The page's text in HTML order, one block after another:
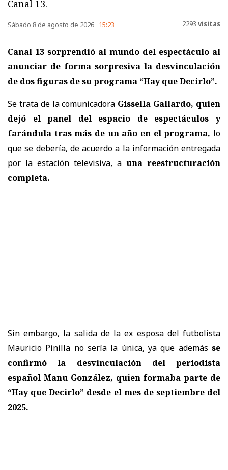
Canal 13.
Sábado 8 de agosto de 2026 15:23 2293 visitas
Canal 13 sorprendió al mundo del espectáculo al
anunciar de forma sorpresiva la desvinculación
de dos figuras de su programa “Hay que Decirlo”.
Se trata de la comunicadora Gissella Gallardo, quien
dejó el panel del espacio de espectáculos y
farándula tras más de un año en el programa, lo
que se debería, de acuerdo a la información entregada
por la estación televisiva, a una reestructuración
completa.
Sin embargo, la salida de la ex esposa del futbolista
Mauricio Pinilla no sería la única, ya que además se
confirmó la desvinculación del periodista
español Manu González, quien formaba parte de
“Hay que Decirlo” desde el mes de septiembre del
2025.